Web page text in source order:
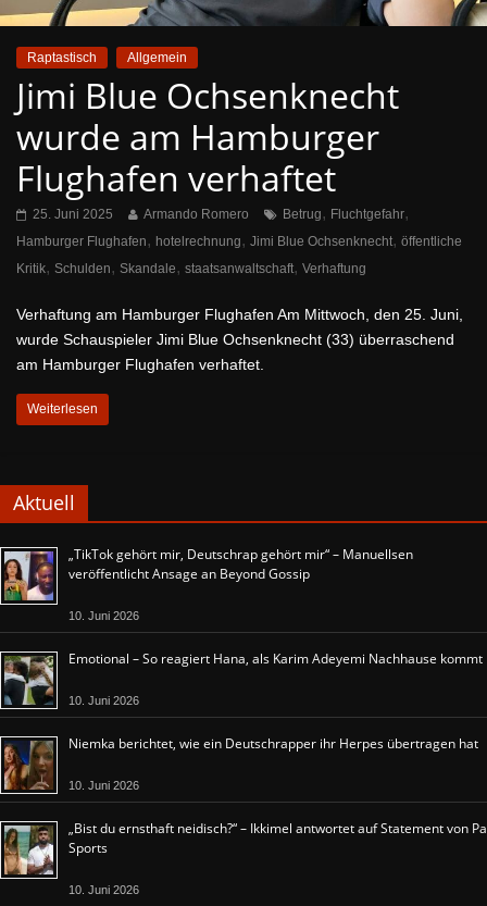
Raptastisch Allgemein
Jimi Blue Ochsenknecht
wurde am Hamburger
Flughafen verhaftet
25. Juni 2025 Armando Romero Betrug, Fluchtgefahr,
Hamburger Flughafen, hotelrechnung, Jimi Blue Ochsenknecht, öffentliche
Kritik, Schulden, Skandale, staatsanwaltschaft, Verhaftung
Verhaftung am Hamburger Flughafen Am Mittwoch, den 25. Juni,
wurde Schauspieler Jimi Blue Ochsenknecht (33) überraschend
am Hamburger Flughafen verhaftet.
Weiterlesen
Aktuell
„TikTok gehört mir, Deutschrap gehört mir“ – Manuellsen
veröffentlicht Ansage an Beyond Gossip
10. Juni 2026
Emotional – So reagiert Hana, als Karim Adeyemi Nachhause kommt
10. Juni 2026
Niemka berichtet, wie ein Deutschrapper ihr Herpes übertragen hat
10. Juni 2026
„Bist du ernsthaft neidisch?“ – Ikkimel antwortet auf Statement von Pa
Sports
10. Juni 2026